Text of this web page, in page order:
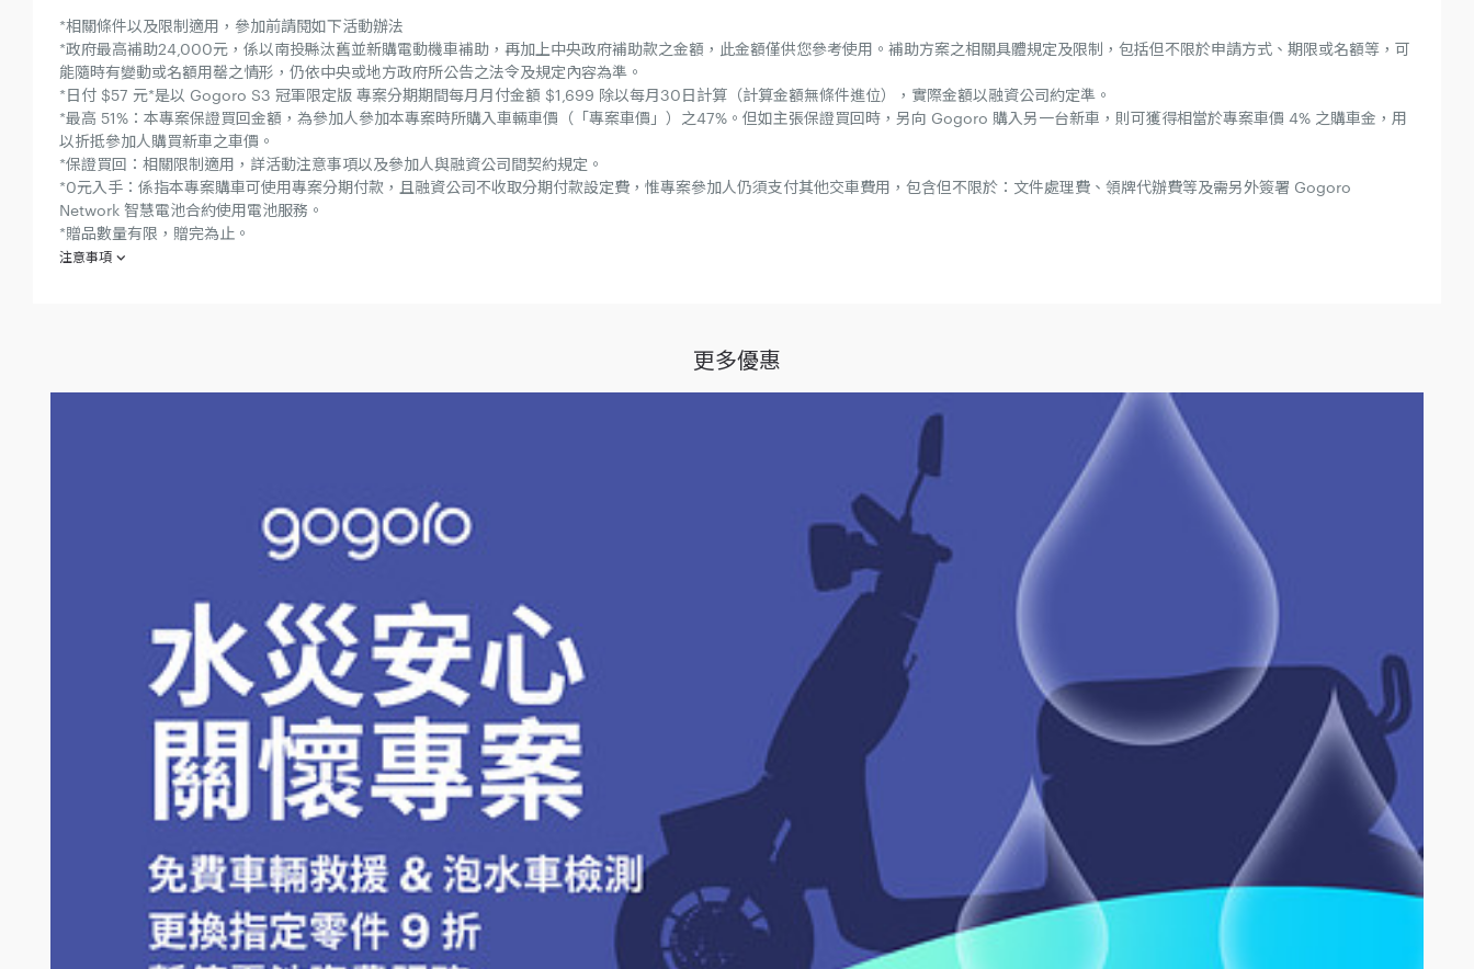
*相關條件以及限制適用，參加前請閱如下活動辦法
*政府最高補助24,000元，係以南投縣汰舊並新購電動機車補助，再加上中央政府補助款之金額，此金額僅供您參考使用。補助方案之相關具體規定及限制，包括但不限於申請方式、期限或名額等，可
能隨時有變動或名額用罄之情形，仍依中央或地方政府所公告之法令及規定內容為準。
*日付 $57 元*是以 Gogoro S3 冠軍限定版 專案分期期間每月月付金額 $1,699 除以每月30日計算（計算金額無條件進位），實際金額以融資公司約定準。
*最高 51%：本專案保證買回金額，為參加人參加本專案時所購入車輛車價（「專案車價」）之47%。但如主張保證買回時，另向 Gogoro 購入另一台新車，則可獲得相當於專案車價 4% 之購車金，用
以折抵參加人購買新車之車價。
*保證買回：相關限制適用，詳活動注意事項以及參加人與融資公司間契約規定。
*0元入手：係指本專案購車可使用專案分期付款，且融資公司不收取分期付款設定費，惟專案參加人仍須支付其他交車費用，包含但不限於：文件處理費、領牌代辦費等及需另外簽署 Gogoro
Network 智慧電池合約使用電池服務。
*贈品數量有限，贈完為止。
注意事項
參加人（須非法人或相關團體）於西元（下同）2021年9月16日起至 2021年10月17日止（下稱「活動期間」）至 Gogoro 直營、加盟門市及指定通路（限家樂福、大潤發、遠傳專案、中華電信專案）購買指定車款，並付清全額者（需
指定車款：Gogoro S1 - (GSACM-000-GP/GSACM-000-VG)、Gogoro S2 ABS - (GSBJB-000-GP/GSBJB-000-TG/GSBJB-000-CH)、Gogoro S2 - (GSBEN-000-GP/GSBEN-000-TG)、Gogoro S2 Café Racer ABS - (GSBHB-
000-CF)、Gogoro S2 Cafe Racer - (GSBHN-000-CF)、Gogoro S3 Champion Edition - (GSPER-000-GP)、Gogoro S3 Champion Edition ABS - (GSPJR-000-GP)
除中華電信、遠傳專案等電信專案外，本專案不得與其他車價折扣、優惠或活動併同使用。Gogoro 享有決定本專案是否得與 Gogoro 之其他活動併同使用之權利。
贈品「LG PuriCare™口罩型空氣清淨機第二代」將寄送至指定門市並另外通知領取時間。參加人未依 Gogoro 聯繫時指定之期限前使用或領取贈品，均視同放棄受贈資格， Gogoro 除不提供任何補償外，亦不遞補受贈名額。贈品
數量有限，送完為止，Gogoro不保證參加人均能獲得活動贈品，參加人於參加本活動前應先確認是否仍得獲贈贈品。
「LG PuriCare™口罩型空氣清淨機第二代」贈品若有瑕疵狀況，請消費者聯繫台灣樂金電器股份有限公司（下稱「台灣樂金公司」））之客服團隊進行後續處理。
產品保固：台灣樂金公司針對贈品「LG PuriCare™口罩型空氣清淨機第二代」提供自參加人參加本專案所購入智慧電動機車行照發照日（依行車執照所載為準）起算1年之全機保固服務。保固服務內容係由台灣樂金公司提供，與
Gogoro無涉，參加人應逕洽台灣樂金公司處理。保固政策、範圍、除外事項等，均以台灣樂金公司公告為準
。
LG 客服資訊：
・LG 售後服務專線 : 0800-898-899（行動電話請改撥 (02) 2162-1196）
・星期一至星期五（正常上班日）：AM 8:30 至 PM 20:00，非服務時間請在語音留言或官網登記，LG 將於服務時間盡速與您聯繫，
其它服務時間如有異動請詳見 LG 官網公告
・LG 官方網站：https://www.lg.com/tw/support
Gogoro 保留隨時增刪、調整、暫停或取消本活動及本活動辦法內容及細節之權利，無須另行通知；Gogoro 對本活動及本活動辦法擁有最終解釋權。
於2021年10月4日至 2021年10月31日 （下稱「活動期間」），參加人於指定通路購買指定車款付清全額者，並與英屬開曼群島商睿能新動力股份有限公司台灣分公司（下稱「Gogoro Network」）完成 Gogoro Network® 智慧電池服
務合約（下稱「電池服務合約」）簽署，並綁定活動期間所購入之指定車款電動機車（下稱「指定電動機車」）使用 Gogoro Network® 智慧電池服務，且選擇指定資費方案（自由省系列方案/預選里程系列方案)，僅得享有下列優惠內
自電池服務合約啟用日起算12個月期間（下稱「優惠期間」）每月電池服務基本費用折抵新台幣 $299 元/月 （下稱「電池服務基本費用優惠內容」）。
於 Gogoro 直營或加盟門市及其他通路（其他通路限遠傳電信購車專案「遠傳 x Gogoro 超級騎機新購車方案」、中華電信購車專案「中華電信 x Gogoro 騎好無比購車方案」、家樂福、大潤發），購買指定車款並付清全額者
（非於Gogoro 直營或加盟門市購車者，須於活動期間內至 Gogoro 直營或加盟門市建立訂單完成購車流程，始得享有上述優惠內容）
指定車款 :Gogoro 1 GT - (GSAUM-000-CG)、Gogoro 2 Delight ABS - (GSBRB-000-CW/GSBRB-000-AG)、Gogoro 2 Delight - (GSBRN-000-PN/GSBRN-000-CW/GSBRN-000-AG/GSBRN-000-PS)、Gogoro 2
Premium - (GSBCN-000-CW/GSBCN-000-MS/GSBCN-000-PS)、Gogoro 3 Premium - (GSPRN-000-ED/GSPRN-000-BA)、Gogoro S1 - (GSACM-000-GP/GSACM-000-VG)、Gogoro S2 ABS - (GSBJB-000-
GP/GSBJB-000-TG/GSBJB-000-CH)、Gogoro S2 Café Racer ABS - (GSBHB-000-CF)、Gogoro S2 Cafe Racer - (GSBHN-000-CF)、Gogoro S2 - (GSBEN-000-GP/GSBEN-000-TG)、Gogoro S3 Champion Edition -
(GSPER-000-GP)、Gogoro S3 Champion Edition ABS - (GSPJR-000-GP)、Gogoro VIVA BASIC - (GSFBM-000-WG/GSFBM-000-GR/GSFBM-000-PK)、Gogoro VIVA KEYLESS - (GSFCM-000-TB/GSFCM-000-
BR/GSFCM-000-WG/GSFCM-000-OB/GSFCM-000-YE/GSFCM-000-LO/GSFCM-000-AB/GSFCM-000-DG/GSFCM-000-PK)、Gogoro VIVA MIX BASIC - (GSJB2-000-WG)、Gogoro VIVA MIX BELT - (GSJR2-000-
PW/GSJR2-000-ED/GSJR2-000-GR/GSJR2-000-YE/GSJR2-000-DS/GSJR2-000-CC)、Gogoro VIVA MIX KEYLESS - (GSJC2-000-PW/GSJC2-000-ED/GSJC2-000-OB)、Gogoro VIVA MIX SUPERFAST - (GSJEB-000-
OB)、Gogoro VIVA XL BASIC - (GSPVB-000-WH)、Gogoro VIVA XL BELT - (GSPVR-000-ED/GSPVR-000-MB/GSPVR-000-MW/GSPVR-000-MC)、Gogoro VIVA XL KEYLESS - (GSPVC-000-WH/GSPVC-000-ED)
電池服務基本費用優惠內容係用以折抵指定電動機車之每月資費方案基本費用，如任何結帳週期之電池服務基本費用扣除適用之優惠內容後如為0元，則當期電池服務費用以0元計收，參加人不得要求 Gogoro Network 將未使用完
畢部分之電池服務基本費用優惠內容要求折現、替換為其他物品、減免其他月份之電池服務費用、加值服務費用或任何其他費用。
如任一計費週期使用 Gogoro Network® 智慧電池服務未滿 1 個月，則電池服務基本費用優惠內容依實際使用天數比例計算。
電池服務基本費用優惠內容之優惠期間內，參加人得依電池服務合約之條件暫停電池服務，惟優惠期間及電池服務基本費用優惠內容，不因電池服務合約暫停而延長及遞延。
電池服務基本費用優惠內容僅適用折抵指定電動機車之資費方案基本費用，不得折抵包含但不限於其他非指定電動機車之電池服務費用、性能提升服務費用、系統開通設定費及任何其他費用。
參加人不得要求 Gogoro Network將電池服務基本費用優惠內容折現、替換為其他物品、減免其他月份之加值服務費用或任何其他費用，或將上述電池服務基本費用優惠內容遞延或要求移轉予他人。
若優惠期間指定電動機車發生過戶之情形，電池服務基本費用優惠內容即告終止，繼受人除應依電池服務合約辦理重新簽署電池服務合約外，無法繼續享有電池服務基本費用優惠內容，應依當時繼受人選定之資費方案使用Gogoro
Network®智慧電池服務。
更多優惠